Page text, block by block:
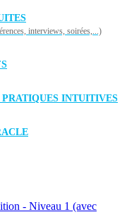
interviews, soirées,...)
INTUITIVES
- Niveau 1 (avec